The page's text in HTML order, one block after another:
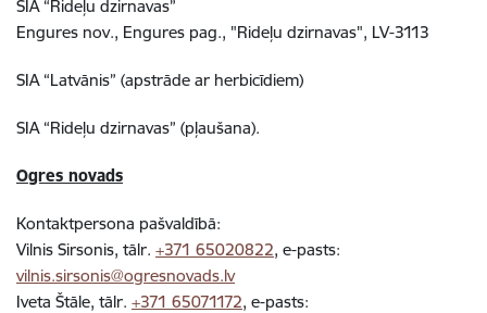
SIA “Rideļu dzirnavas”
Engures nov., Engures pag., "Rideļu dzirnavas", LV-3113
SIA “Latvānis” (apstrāde ar herbicīdiem)
SIA “Rideļu dzirnavas” (pļaušana).
Ogres novads
Kontaktpersona pašvaldībā:
Vilnis Sirsonis, tālr. +371 65020822, e-pasts:
vilnis.sirsonis@ogresnovads.lv
Iveta Štāle, tālr. +371 65071172, e-pasts: